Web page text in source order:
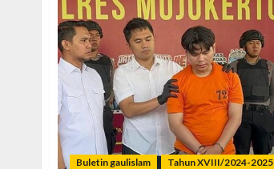
Buletin gaulislam Tahun XVIII/2024-2025